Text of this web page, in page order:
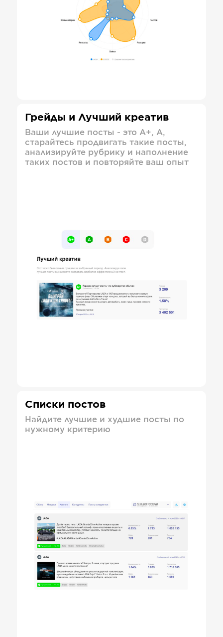
Грейды и Лучший креатив
Ваши лучшие посты - это А+, А,
старайтесь продвигать такие посты,
анализируйте рубрику и наполнение
таких постов и повторяйте ваш опыт
Списки постов
Найдите лучшие и худшие посты по
нужному критерию